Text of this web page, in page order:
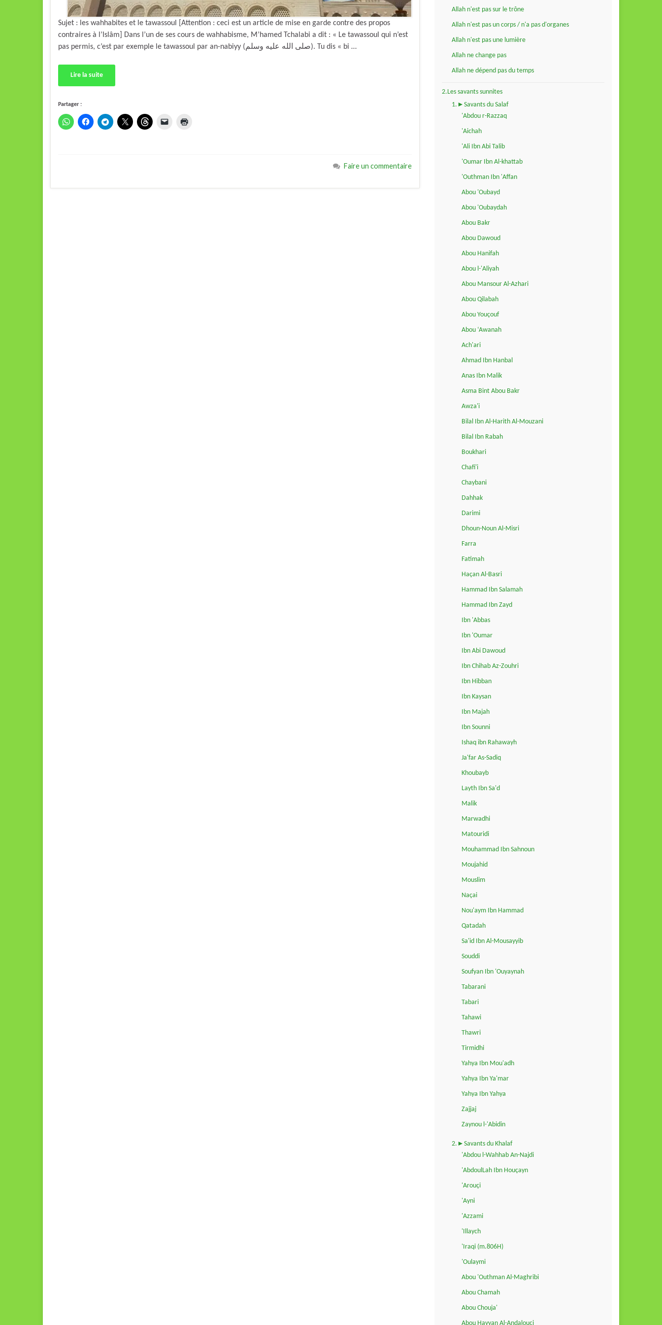
Sujet : les wahhabites et le tawassoul [Attention : ceci est un article de mise en garde contre des propos
contraires à l’Islâm] Dans l’un de ses cours de wahhabisme, M’hamed Tchalabi a dit : « Le tawassoul qui n’est
pas permis, c’est par exemple le tawassoul par an-nabiyy (صلى الله عليه وسلم). Tu dis « bi …
Lire la suite
Partager :
Faire un commentaire
Allah n'est pas sur le trône
Allah n'est pas un corps / n'a pas d'organes
Allah n'est pas une lumière
Allah ne change pas
Allah ne dépend pas du temps
2.Les savants sunnites
1.►Savants du Salaf
'Abdou r-Razzaq
'Aichah
'Ali Ibn Abi Talib
'Oumar Ibn Al-khattab
'Outhman Ibn 'Affan
Abou 'Oubayd
Abou 'Oubaydah
Abou Bakr
Abou Dawoud
Abou Hanifah
Abou l-'Aliyah
Abou Mansour Al-Azhari
Abou Qilabah
Abou Youçouf
Abou ‘Awanah
Ach'ari
Ahmad Ibn Hanbal
Anas Ibn Malik
Asma Bint Abou Bakr
Awza'i
Bilal Ibn Al-Harith Al-Mouzani
Bilal Ibn Rabah
Boukhari
Chafi'i
Chaybani
Dahhak
Darimi
Dhoun-Noun Al-Misri
Farra
Fatimah
Haçan Al-Basri
Hammad Ibn Salamah
Hammad Ibn Zayd
Ibn 'Abbas
Ibn 'Oumar
Ibn Abi Dawoud
Ibn Chihab Az-Zouhri
Ibn Hibban
Ibn Kaysan
Ibn Majah
Ibn Sounni
Ishaq ibn Rahawayh
Ja'far As-Sadiq
Khoubayb
Layth Ibn Sa'd
Malik
Marwadhi
Matouridi
Mouhammad Ibn Sahnoun
Moujahid
Mouslim
Naçai
Nou'aym Ibn Hammad
Qatadah
Sa'id Ibn Al-Mousayyib
Souddi
Soufyan Ibn 'Ouyaynah
Tabarani
Tabari
Tahawi
Thawri
Tirmidhi
Yahya Ibn Mou'adh
Yahya Ibn Ya'mar
Yahya Ibn Yahya
Zajjaj
Zaynou l-'Abidin
2.►Savants du Khalaf
'Abdou l-Wahhab An-Najdi
'AbdoulLah Ibn Houçayn
'Arouçi
'Ayni
'Azzami
'Illaych
'Iraqi (m.806H)
'Oulaymi
Abou 'Outhman Al-Maghribi
Abou Chamah
Abou Chouja'
Abou Hayyan Al-Andalouçi